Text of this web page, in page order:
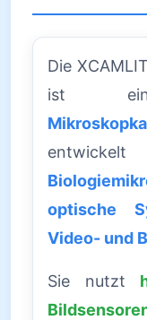
Die
ist
optische
Video- und
Sie nutzt